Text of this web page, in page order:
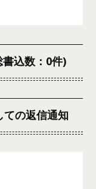
込数：0件)
ての返信通知